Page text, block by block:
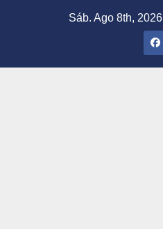
Sáb. Ago 8th, 2026